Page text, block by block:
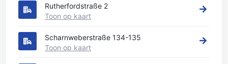
Rutherfordstraße 2
Toon op kaart
Scharnweberstraße 134-135
Toon op kaart